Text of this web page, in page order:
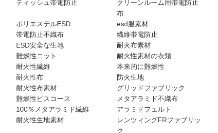
ティッシュ帯電防止
クリーンルーム用帯電防止
布
ポリエステルESD
esd服素材
帯電防止不織布
繊維帯電防止
ESD安全な生地
耐火布素材
難燃性ニット
耐火性素材の衣類
耐火性繊維
本来的に難燃性
耐火性布
防火生地
耐火性布素材
グリッドファブリック
難燃性ビスコース
メタアラミド不織布
100％メタアラミド繊維
アラミドフェルト
耐火性生地素材
レンツィングFRファブリッ
ク